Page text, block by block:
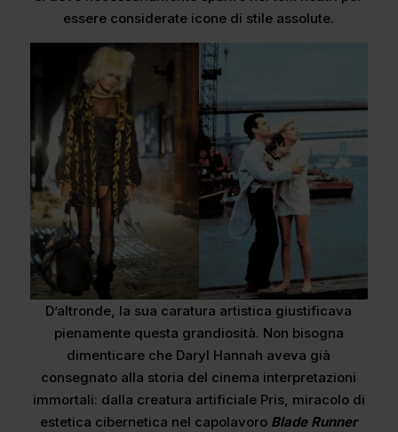
essere considerate icone di stile assolute.
D’altronde, la sua caratura artistica giustificava
pienamente questa grandiosità. Non bisogna
dimenticare che Daryl Hannah aveva già
consegnato alla storia del cinema interpretazioni
immortali: dalla creatura artificiale Pris, miracolo di
estetica cibernetica nel capolavoro Blade Runner